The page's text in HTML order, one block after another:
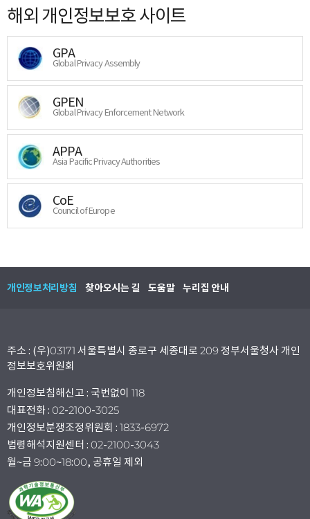
해외 개인정보보호 사이트
GPA
Global Privacy Assembly
GPEN
Global Privacy Enforcement Network
APPA
Asia Pacific Privacy Authorities
CoE
Council of Europe
개인정보처리방침 찾아오시는 길 도움말 누리집 안내
주소 : (우)03171 서울특별시 종로구 세종대로 209 정부서울청사 개인
정보보호위원회
개인정보침해신고 : 국번없이 118
대표전화 : 02-2100-3025
개인정보분쟁조정위원회 : 1833-6972
법령해석지원센터 : 02-2100-3043
월~금 9:00~18:00, 공휴일 제외